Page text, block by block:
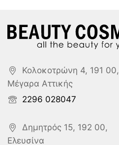
Κολοκοτρώνη 4, 191 00,
Μέγαρα Αττικής
2296 028047
Δημητρός 15, 192 00,
Ελευσίνα